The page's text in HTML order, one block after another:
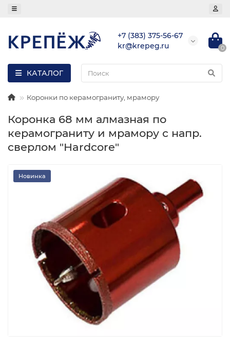
+7 (383) 375-56-67
kr@krepeg.ru
0
КАТАЛОГ
Коронки по керамограниту, мрамору
Коронка 68 мм алмазная по
керамограниту и мрамору с напр.
сверлом "Hardcore"
Новинка